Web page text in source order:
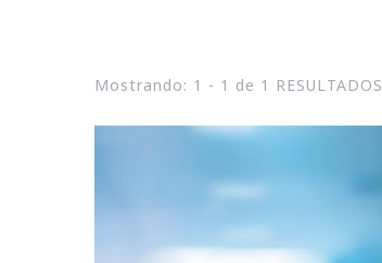
Mostrando: 1 - 1 de 1 RESULTADOS